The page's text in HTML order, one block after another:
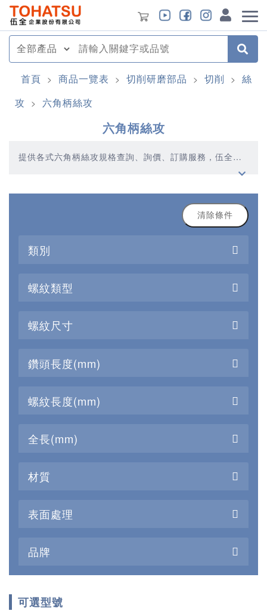
首頁 > 商品一覽表 > 切削研磨部品 > 切削 > 絲
攻 > 六角柄絲攻
六角柄絲攻
提供各式六角柄絲攻規格查詢、詢價、訂購服務，伍全企
業深耕模具產業多年，秉持著優質品質、合理價格、多元
清除條件
類別
螺紋類型
螺紋尺寸
鑽頭長度(mm)
螺紋長度(mm)
全長(mm)
材質
表面處理
品牌
可選型號